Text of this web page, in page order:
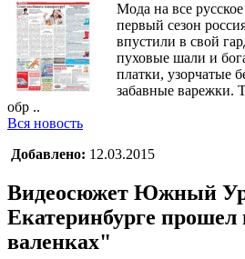
Мода на все
первый сезон
впустили в свой
пуховые шали и
платки, узорчатые
забавные варежки.
обр ..
Вся новость
Добавлено: 12.03.2015
Видеосюжет Южный
Екатеринбурге
валенках"